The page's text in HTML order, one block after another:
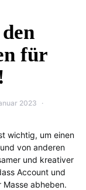
für
2023
wichtig, um einen
von anderen
und kreativer
Account und
abheben.